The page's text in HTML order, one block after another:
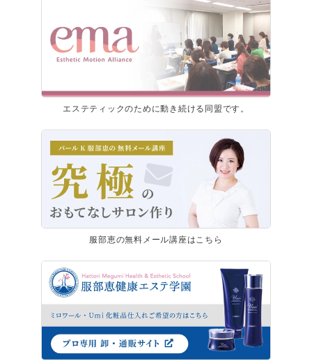
エステティックのために動き続ける同盟です。
服部恵の無料メール講座はこちら